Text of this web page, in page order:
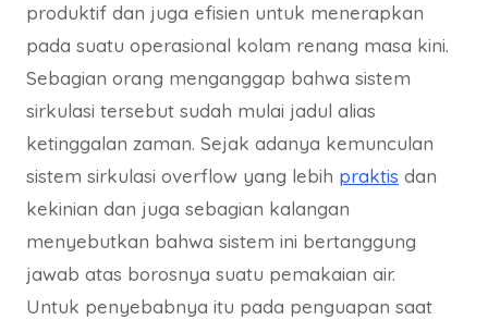
produktif dan juga efisien untuk menerapkan
pada suatu operasional kolam renang masa kini.
Sebagian orang menganggap bahwa sistem
sirkulasi tersebut sudah mulai jadul alias
ketinggalan zaman. Sejak adanya kemunculan
sistem sirkulasi overflow yang lebih praktis dan
kekinian dan juga sebagian kalangan
menyebutkan bahwa sistem ini bertanggung
jawab atas borosnya suatu pemakaian air.
Untuk penyebabnya itu pada penguapan saat